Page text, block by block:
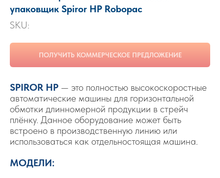
упаковщик Spiror HP Robopac
SKU:
ПОЛУЧИТЬ КОММЕРЧЕСКОЕ ПРЕДЛОЖЕНИЕ
SPIROR HP — это полностью высокоскоростные
автоматические машины для горизонтальной
обмотки длинномерной продукции в стрейч
плёнку. Данное оборудование может быть
встроено в производственную линию или
использоваться как отдельностоящая машина.
МОДЕЛИ: